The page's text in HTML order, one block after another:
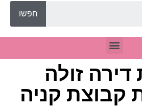
חפשו
דירה זולה
קבוצת קניה